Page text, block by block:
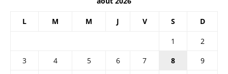
L M M J V S D
1
2
3
4 5 6 7 8
9